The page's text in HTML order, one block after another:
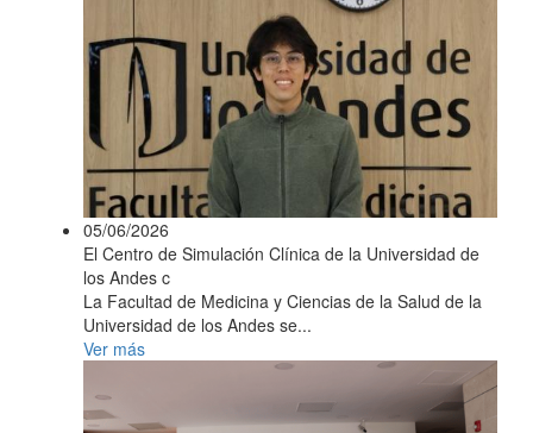
05/06/2026
El Centro de Simulación Clínica de la Universidad de
los Andes c
La Facultad de Medicina y Ciencias de la Salud de la
Universidad de los Andes se...
Ver más